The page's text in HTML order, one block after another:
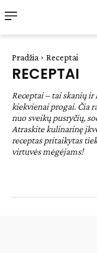
Pradžia Receptai
RECEPTAI
Receptai – tai skanių
kiekvienai progai. Čia
nuo sveikų pusryčių,
Atraskite kulinarinę
receptas pritaikytas
virtuvės mėgėjams!